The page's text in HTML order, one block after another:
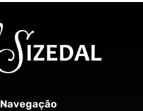
Navegação